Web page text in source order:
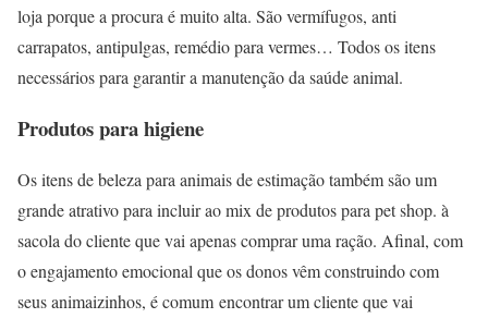
loja porque a procura é muito alta. São vermífugos, anti
carrapatos, antipulgas, remédio para vermes… Todos os itens
necessários para garantir a manutenção da saúde animal.
Produtos para higiene
Os itens de beleza para animais de estimação também são um
grande atrativo para incluir ao mix de produtos para pet shop. à
sacola do cliente que vai apenas comprar uma ração. Afinal, com
o engajamento emocional que os donos vêm construindo com
seus animaizinhos, é comum encontrar um cliente que vai